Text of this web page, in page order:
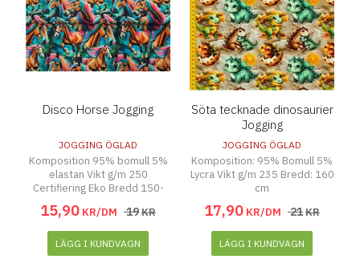
Disco Horse Jogging
JOGGING ÖGLAD
Komposition 95% bomull 5%
elastan Vikt g/m 250
Certifiering Eko Bredd 150-
15,90 KR/DM 19KR
LÄGG I KUNDVAGN
Söta tecknade dinosaurier
Jogging
JOGGING ÖGLAD
Komposition: 95% Bomull 5%
Lycra Vikt g/m 235 Bredd: 160
cm
17,90 KR/DM 21KR
LÄGG I KUNDVAGN